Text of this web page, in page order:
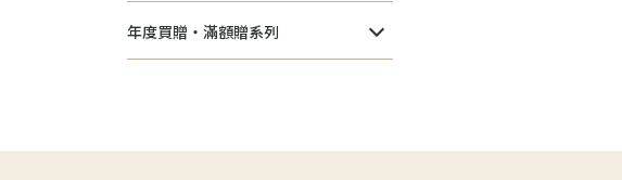
年度買贈・滿額贈系列